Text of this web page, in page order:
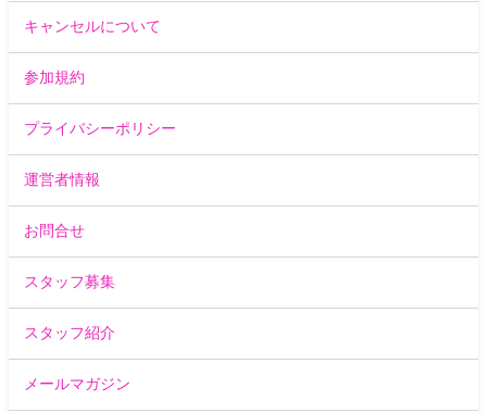
キャンセルについて
参加規約
プライバシーポリシー
運営者情報
お問合せ
スタッフ募集
スタッフ紹介
メールマガジン